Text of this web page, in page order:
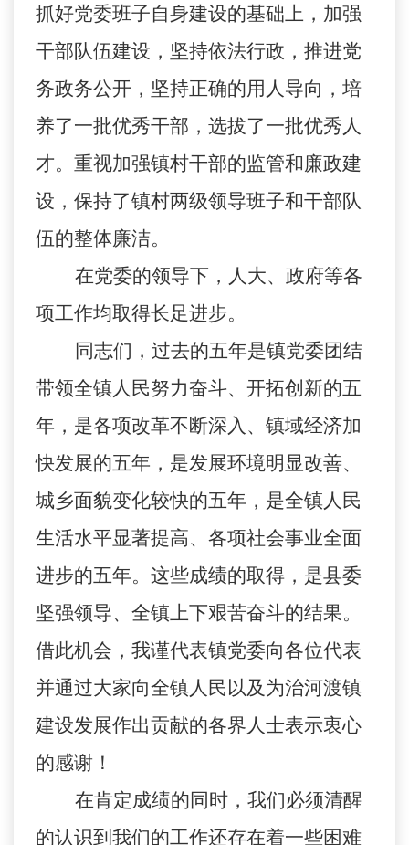
抓好党委班子自身建设的基础上，加强
干部队伍建设，坚持依法行政，推进党
务政务公开，坚持正确的用人导向，培
养了一批优秀干部，选拔了一批优秀人
才。重视加强镇村干部的监管和廉政建
设，保持了镇村两级领导班子和干部队
伍的整体廉洁。
在党委的领导下，人大、政府等各
项工作均取得长足进步。
同志们，过去的五年是镇党委团结
带领全镇人民努力奋斗、开拓创新的五
年，是各项改革不断深入、镇域经济加
快发展的五年，是发展环境明显改善、
城乡面貌变化较快的五年，是全镇人民
生活水平显著提高、各项社会事业全面
进步的五年。这些成绩的取得，是县委
坚强领导、全镇上下艰苦奋斗的结果。
借此机会，我谨代表镇党委向各位代表
并通过大家向全镇人民以及为治河渡镇
建设发展作出贡献的各界人士表示衷心
的感谢！
在肯定成绩的同时，我们必须清醒
的认识到我们的工作还存在着一些困难